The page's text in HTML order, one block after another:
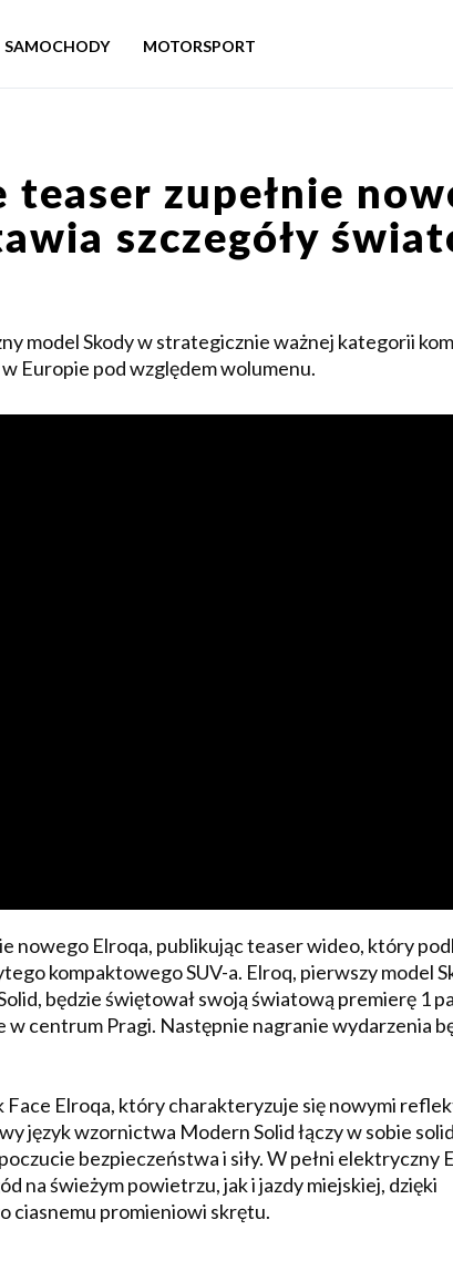
SAMOCHODY MOTORSPORT
zupełnie
szczegóły
model Skody w strategicznie ważnej kategorii
Europie pod względem wolumenu.
nowego Elroqa, publikując teaser wideo, który
kompaktowego SUV-a. Elroq, pierwszy model
będzie świętował swoją światową premierę 1
w centrum Pragi. Następnie nagranie wydarzenia
Elroqa, który charakteryzuje się nowymi
język wzornictwa Modern Solid łączy w sobie
bezpieczeństwa i siły. W pełni elektryczny
na świeżym powietrzu, jak i jazdy miejskiej, dzięki
ciasnemu promieniowi skrętu.